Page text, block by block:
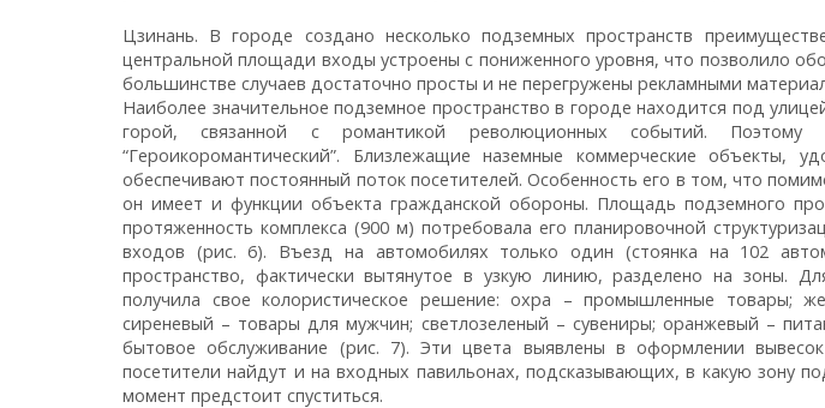
Цзинань. В городе создано несколько подземных пространств
центральной площади входы устроены с пониженного уровня, что позволило
большинстве случаев достаточно просты и не перегружены рекламными
Наиболее значительное подземное пространство в городе находится под
горой, связанной с романтикой революционных событий.
“Героикоромантический”. Близлежащие наземные коммерческие объекты,
обеспечивают постоянный поток посетителей. Особенность его в том, что
он имеет и функции объекта гражданской обороны. Площадь подземного
протяженность комплекса (900 м) потребовала его планировочной
входов (рис. 6). Въезд на автомобилях только один (стоянка на 102
пространство, фактически вытянутое в узкую линию, разделено на зоны.
получила свое колористическое решение: охра – промышленные товары;
сиреневый – товары для мужчин; светлозеленый – сувениры; оранжевый –
бытовое обслуживание (рис. 7). Эти цвета выявлены в оформлении
посетители найдут и на входных павильонах, подсказывающих, в какую зону
момент предстоит спуститься.